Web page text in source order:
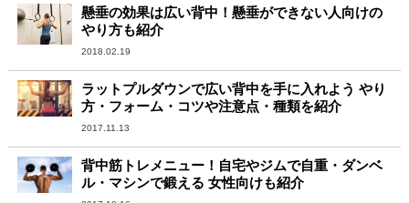
懸垂の効果は広い背中！懸垂ができない人向けの
やり方も紹介
2018.02.19
ラットプルダウンで広い背中を手に入れよう やり
方・フォーム・コツや注意点・種類を紹介
2017.11.13
背中筋トレメニュー！自宅やジムで自重・ダンベ
ル・マシンで鍛える 女性向けも紹介